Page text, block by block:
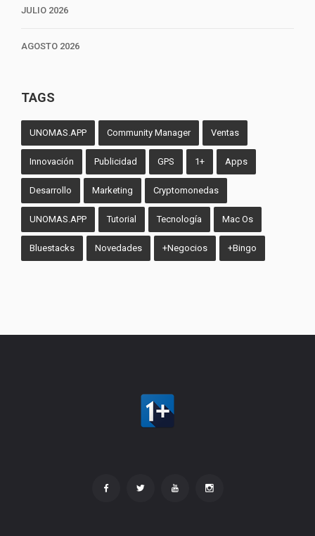
JULIO 2026
AGOSTO 2026
TAGS
UNOMAS.APP Community Manager Ventas
Innovación Publicidad GPS 1+ Apps
Desarrollo Marketing Cryptomonedas
UNOMAS.APP Tutorial Tecnología Mac Os
Bluestacks Novedades +Negocios +Bingo